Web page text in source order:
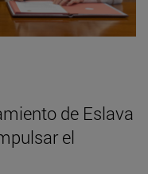
de Eslava
el